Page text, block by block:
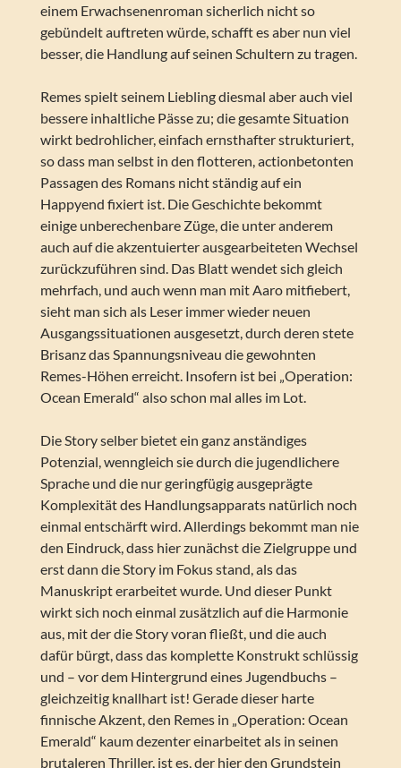
einem Erwachsenenroman sicherlich nicht so
gebündelt auftreten würde, schafft es aber nun viel
besser, die Handlung auf seinen Schultern zu tragen.
Remes spielt seinem Liebling diesmal aber auch viel
bessere inhaltliche Pässe zu; die gesamte Situation
wirkt bedrohlicher, einfach ernsthafter strukturiert,
so dass man selbst in den flotteren, actionbetonten
Passagen des Romans nicht ständig auf ein
Happyend fixiert ist. Die Geschichte bekommt
einige unberechenbare Züge, die unter anderem
auch auf die akzentuierter ausgearbeiteten Wechsel
zurückzuführen sind. Das Blatt wendet sich gleich
mehrfach, und auch wenn man mit Aaro mitfiebert,
sieht man sich als Leser immer wieder neuen
Ausgangssituationen ausgesetzt, durch deren stete
Brisanz das Spannungsniveau die gewohnten
Remes-Höhen erreicht. Insofern ist bei „Operation:
Ocean Emerald“ also schon mal alles im Lot.
Die Story selber bietet ein ganz anständiges
Potenzial, wenngleich sie durch die jugendlichere
Sprache und die nur geringfügig ausgeprägte
Komplexität des Handlungsapparats natürlich noch
einmal entschärft wird. Allerdings bekommt man nie
den Eindruck, dass hier zunächst die Zielgruppe und
erst dann die Story im Fokus stand, als das
Manuskript erarbeitet wurde. Und dieser Punkt
wirkt sich noch einmal zusätzlich auf die Harmonie
aus, mit der die Story voran fließt, und die auch
dafür bürgt, dass das komplette Konstrukt schlüssig
und – vor dem Hintergrund eines Jugendbuchs –
gleichzeitig knallhart ist! Gerade dieser harte
finnische Akzent, den Remes in „Operation: Ocean
Emerald“ kaum dezenter einarbeitet als in seinen
brutaleren Thriller, ist es, der hier den Grundstein